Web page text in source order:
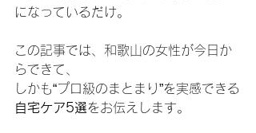
になっているだけ。
この記事では、和歌山の女性が今日か
らできて、
しかも“プロ級のまとまり”を実感できる
自宅ケア5選をお伝えします。